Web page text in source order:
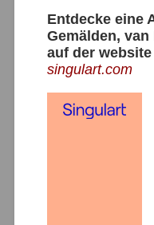
Entdecke eine
Gemälden,
auf der
singulart.com